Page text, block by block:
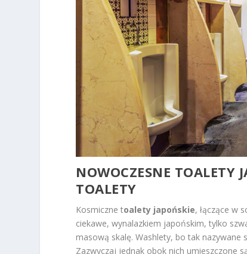
NOWOCZESNE TOALETY
TOALETY
Kosmiczne toalety japońskie, łączące w
ciekawe, wynalazkiem japońskim, tylko
masową skalę. Washlety, bo tak
Zazwyczaj jednak obok nich umieszczone